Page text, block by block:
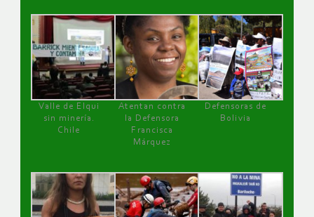
Valle de Elqui
sin minería.
Chile
Atentan contra
la Defensora
Francisca
Márquez
Defensoras de
Bolivia